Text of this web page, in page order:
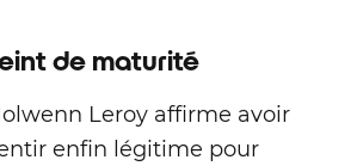
de maturité
Leroy affirme avoir
enfin légitime pour